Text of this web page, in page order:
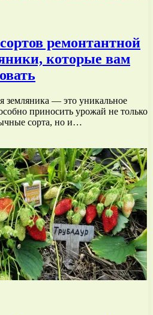
ремонтантной
которые вам
земляника — это уникальное
приносить урожай не только
сорта, но и…